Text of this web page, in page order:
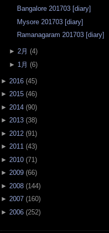
Bangalore 201703 [diary]
Mysore 201703 [diary]
Ramanagaram 201703 [diary]
► 2月 (4)
► 1月 (6)
► 2016 (45)
► 2015 (46)
► 2014 (90)
► 2013 (38)
► 2012 (91 )
► 2011 (43)
► 2010 (71 )
► 2009 (66)
► 2008 (144)
► 2007 (160)
► 2006 (252)